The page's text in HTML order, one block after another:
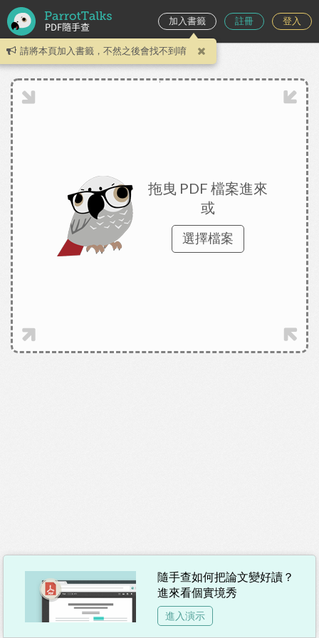
加入書籤
請將本頁加入書籤，不然之後會找不到唷
註冊 登入
Toggle
Sidebar
Zoom
Out
Zoom
In
拖曳 PDF 檔案進來
或
選擇檔案
隨手查如何把論文變好讀？
進來看個實境秀
進入演示